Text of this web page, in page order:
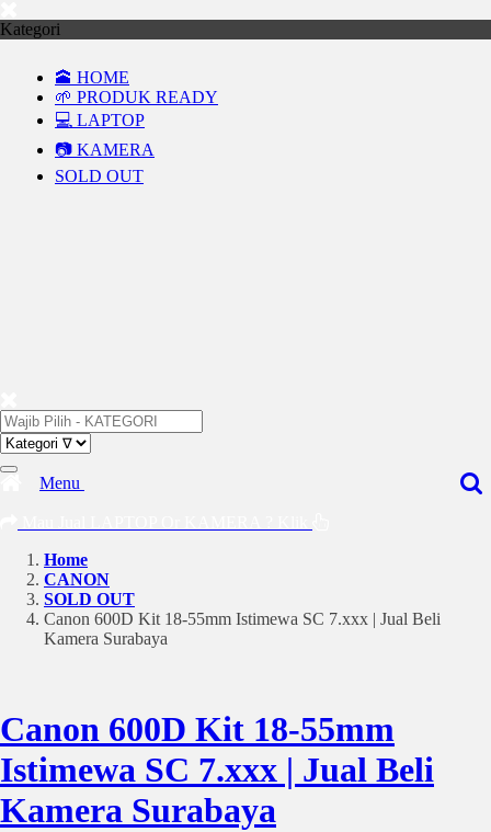
Kategori
🕋 HOME
🌱 PRODUK READY
💻 LAPTOP
📷 KAMERA
SOLD OUT
Menu
Home
CANON
SOLD OUT
Canon 600D Kit 18-55mm Istimewa SC 7.xxx | Jual Beli
Kamera Surabaya
Canon 600D Kit 18-55mm
Istimewa SC 7.xxx | Jual Beli
Kamera Surabaya